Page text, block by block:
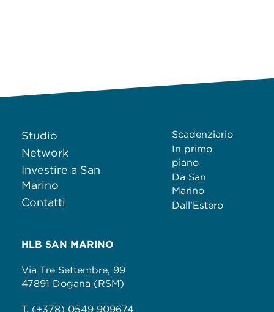
Studio
Network
Investire a San
Marino
Contatti
Scadenziario
In primo
piano
Da San
Marino
Dall’Estero
HLB SAN MARINO
Via Tre Settembre, 99
47891 Dogana (RSM)
T. (+378) 0549 909674